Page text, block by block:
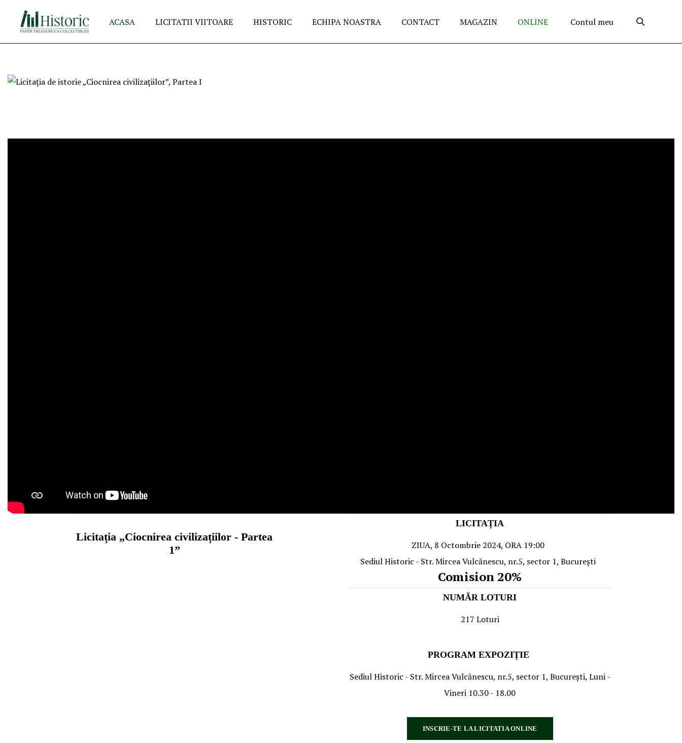
ACASA LICITATII VIITOARE HISTORIC ECHIPA NOASTRA CONTACT MAGAZIN ONLINE Contul meu
LICITAȚIA
ZIUA, 8 Octombrie 2024, ORA 19:00
Sediul Historic - Str. Mircea Vulcănescu, nr.5, sector 1, Bucureşti
Comision 20%
NUMĂR LOTURI
217 Loturi
PROGRAM EXPOZIȚIE
Sediul Historic - Str. Mircea Vulcănescu, nr.5, sector 1, Bucureşti, Luni -
Vineri 10.30 - 18.00
INSCRIE-TE LA LICITATIA ONLINE
Licitația „Ciocnirea civilizațiilor - Partea
1”